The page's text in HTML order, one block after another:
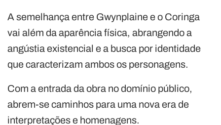
A semelhança entre Gwynplaine e o Coringa
vai além da aparência física, abrangendo a
angústia existencial e a busca por identidade
que caracterizam ambos os personagens.
Com a entrada da obra no domínio público,
abrem-se caminhos para uma nova era de
interpretações e homenagens.